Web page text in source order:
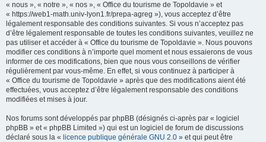
« nous », « notre », « nos », « Office du tourisme de Topoldavie » et
« https://web1-math.univ-lyon1.fr/prepa-agreg »), vous acceptez d’être
légalement responsable des conditions suivantes. Si vous n’acceptez pas
d’être légalement responsable de toutes les conditions suivantes, veuillez ne
pas utiliser et accéder à « Office du tourisme de Topoldavie ». Nous pouvons
modifier ces conditions à n’importe quel moment et nous essaierons de vous
informer de ces modifications, bien que nous vous conseillons de vérifier
régulièrement par vous-même. En effet, si vous continuez à participer à
« Office du tourisme de Topoldavie » après que des modifications aient été
effectuées, vous acceptez d’être légalement responsable des conditions
modifiées et mises à jour.
Nos forums sont développés par phpBB (désignés ci-après par « logiciel
phpBB » et « phpBB Limited ») qui est un logiciel de forum de discussions
déclaré sous la « licence publique générale GNU 2.0 » et qui peut être